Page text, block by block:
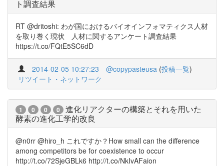
ト調査結果
RT @dritoshi: わが国におけるバイオインフォマティクス人材
を取り巻く現状 人材に関するアンケート調査結果
https://t.co/FQtE5SC6dD
2014-02-05 10:27:23 @copypasteusa (投稿一覧)
リツイート・ネットワーク
1 0 0 0
進化リアクターの構築とそれを用いた
酵素の進化工学的改良
@n0rr @hiro_h これですか？How small can the difference
among competitors be for coexistence to occur
http://t.co/72SjeGBLk6 http://t.co/NkIvAFaion